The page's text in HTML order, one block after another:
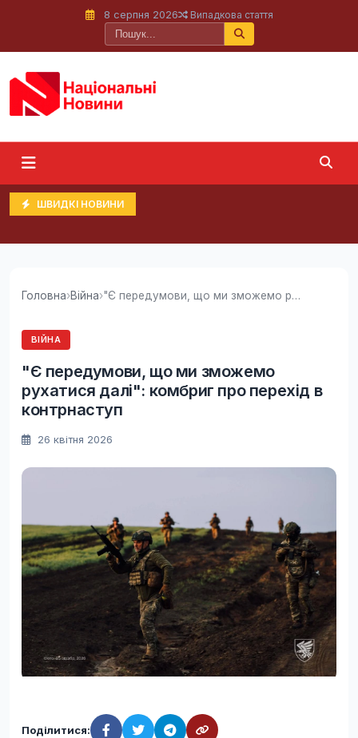
8 серпня 2026 Випадкова стаття
ШВИДКІ НОВИНИ
Головна›Війна› "Є передумови, що ми зможемо рухатися далі":...
ВІЙНА
"Є передумови, що ми зможемо
рухатися далі": комбриг про перехід в
контрнаступ
26 квітня 2026
Поділитися: